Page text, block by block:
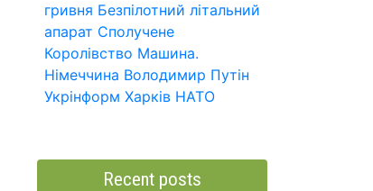
гривня Безпілотний літальний
апарат Сполучене
Королівство Машина.
Німеччина Володимир Путін
Укрінформ Харків НАТО
Recent posts